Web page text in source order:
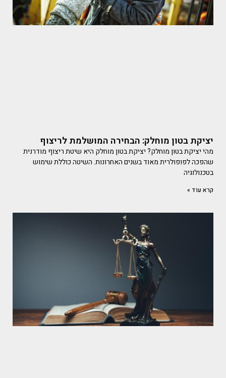
יציקת בטון מוחלק: הבחירה המושלמת לריצוף
מהי יציקת בטון מוחלק? יציקת בטון מוחלק היא שיטת ריצוף מודרנית
שהפכה לפופולרית מאוד בשנים האחרונות. השיטה כוללת שימוש
בטכנולוגיה
קרא עוד »